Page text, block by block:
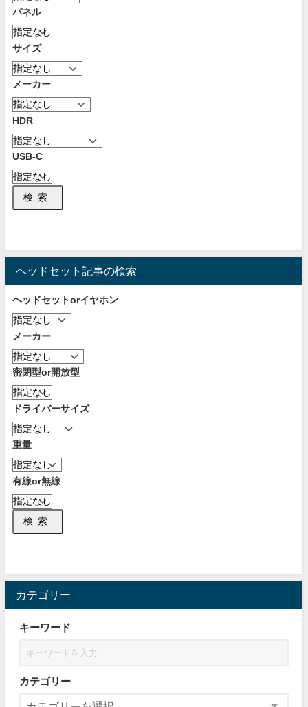
パネル
サイズ
メーカー
HDR
USB-C
検索
ヘッドセット記事の検索
ヘッドセットorイヤホン
メーカー
密閉型or開放型
ドライバーサイズ
重量
有線or無線
検索
カテゴリー
キーワード
カテゴリー